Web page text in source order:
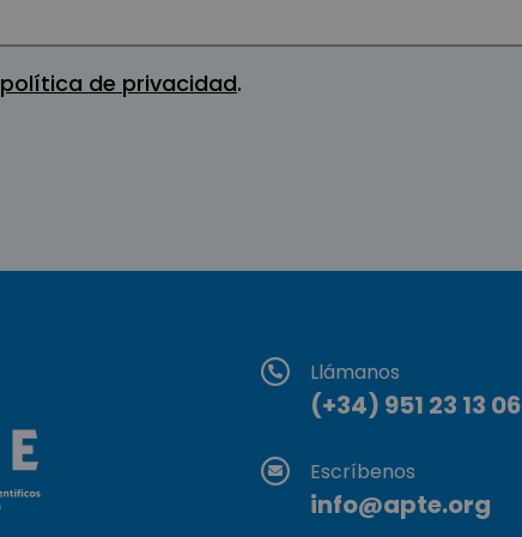
política de privacidad.
Llámanos
(+34) 951 23 13 06
Escríbenos
info@apte.org